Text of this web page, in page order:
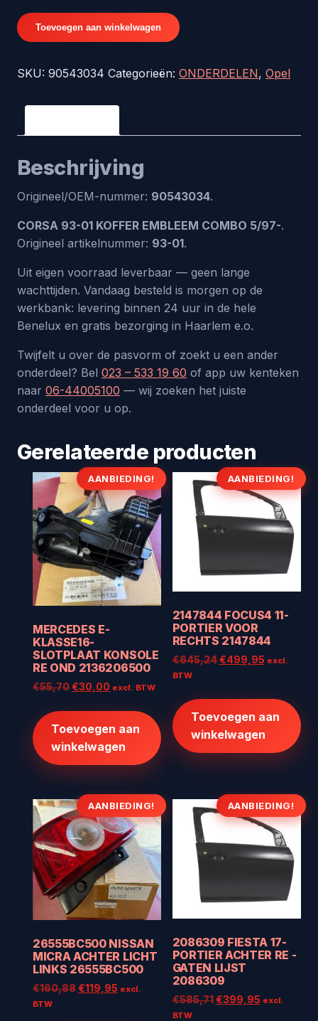
CORSA
93-
KOFFER
COMBO
origineel
90543034
Toevoegen aan winkelwagen
SKU: 90543034 Categorieën: ONDERDELEN, Opel
Beschrijving
Origineel/OEM-nummer: 90543034.
CORSA 93-01 KOFFER EMBLEEM COMBO 5/97-.
Origineel artikelnummer: 93-01.
Uit eigen voorraad leverbaar — geen lange
wachttijden. Vandaag besteld is morgen op de
werkbank: levering binnen 24 uur in de hele
Benelux en gratis bezorging in Haarlem e.o.
Twijfelt u over de pasvorm of zoekt u een ander
onderdeel? Bel 023 – 533 19 60 of app uw kenteken
naar 06-44005100 — wij zoeken het juiste
onderdeel voor u op.
Gerelateerde producten
AANBIEDING!
MERCEDES E-
KLASSE16-
SLOTPLAAT KONSOLE
RE OND 2136206500
€55,70Oorspronkelijke
€55,70.
€30,00 Huidige
€30,00.
excl. BTW
Toevoegen aan
winkelwagen
AANBIEDING!
2147844 FOCUS4 11-
PORTIER VOOR
RECHTS 2147844
€645,24 Oorspronkelijke
€499,95Huidige
€499,95.
excl.
BTW
Toevoegen aan
winkelwagen
AANBIEDING!
26555BC500 NISSAN
MICRA ACHTER LICHT
LINKS 26555BC500
€160,88Oorspronkelijke
€119,95 Huidige
excl.
BTW
AANBIEDING!
2086309 FIESTA 17-
PORTIER ACHTER RE -
GATEN LIJST
2086309
€585,71 Oorspronkelijke
€399,95Huidige
excl.
BTW